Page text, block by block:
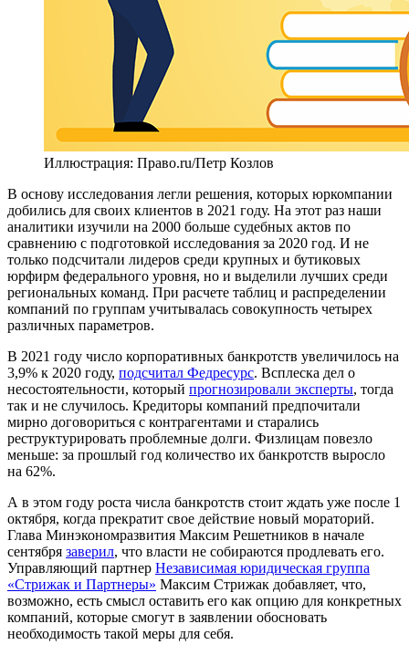
Иллюстрация: Право.ru/Петр Козлов
В основу исследования легли решения, которых юркомпании
добились для своих клиентов в 2021 году. На этот раз наши
аналитики изучили на 2000 больше судебных актов по
сравнению с подготовкой исследования за 2020 год. И не
только подсчитали лидеров среди крупных и бутиковых
юрфирм федерального уровня, но и выделили лучших среди
региональных команд. При расчете таблиц и распределении
компаний по группам учитывалась совокупность четырех
различных параметров.
В 2021 году число корпоративных банкротств увеличилось на
3,9% к 2020 году, подсчитал Федресурс. Всплеска дел о
несостоятельности, который прогнозировали эксперты, тогда
так и не случилось. Кредиторы компаний предпочитали
мирно договориться с контрагентами и старались
реструктурировать проблемные долги. Физлицам повезло
меньше: за прошлый год количество их банкротств выросло
на 62%.
А в этом году роста числа банкротств стоит ждать уже после 1
октября, когда прекратит свое действие новый мораторий.
Глава Минэкономразвития Максим Решетников в начале
сентября заверил, что власти не собираются продлевать его.
Управляющий партнер Независимая юридическая группа
«Стрижак и Партнеры» Максим Стрижак добавляет, что,
возможно, есть смысл оставить его как опцию для конкретных
компаний, которые смогут в заявлении обосновать
необходимость такой меры для себя.